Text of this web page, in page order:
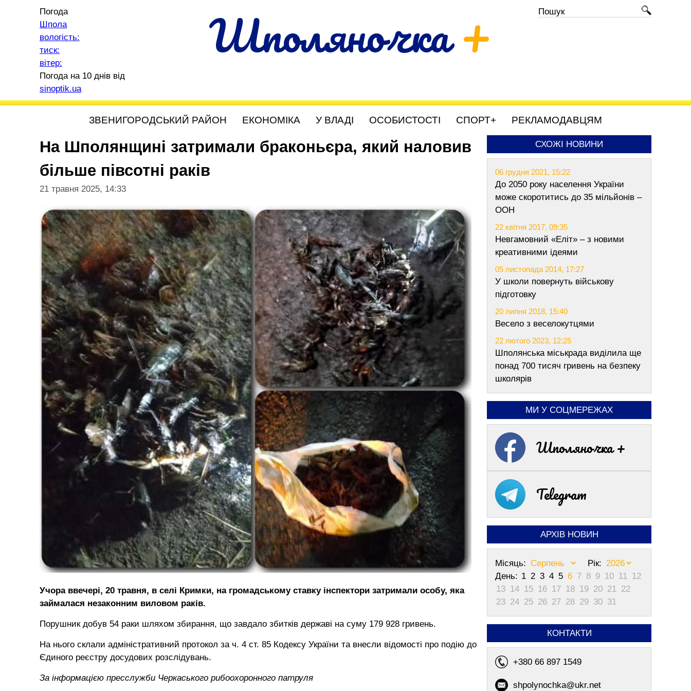
Шполяночка+
Погода
Шпола
вологість:
тиск:
вітер:
Погода на 10 днів від
sinoptik.ua
ЗВЕНИГОРОДСЬКИЙ РАЙОН ЕКОНОМІКА У ВЛАДІ ОСОБИСТОСТІ СПОРТ+ РЕКЛАМОДАВЦЯМ
На Шполянщині затримали браконьєра, який наловив
більше півсотні раків
21 травня 2025, 14:33
Учора ввечері, 20 травня, в селі Кримки, на громадському ставку інспектори затримали особу, яка
займалася незаконним виловом раків.
Порушник добув 54 раки шляхом збирання, що завдало збитків державі на суму 179 928 гривень.
На нього склали адміністративний протокол за ч. 4 ст. 85 Кодексу України та внесли відомості про подію до
Єдиного реєстру досудових розслідувань.
За інформацією пресслужби Черкаського рибоохоронного патруля
СХОЖІ НОВИНИ
06 грудня 2021, 15:22
До 2050 року населення України
може скоротитись до 35 мільйонів –
ООН
22 квітня 2017, 09:35
Невгамовний «Еліт» – з новими
креативними ідеями
05 листопада 2014, 17:27
У школи повернуть військову
підготовку
20 липня 2018, 15:40
Весело з веселокутцями
22 лютого 2023, 12:25
Шполянська міськрада виділила ще
понад 700 тисяч гривень на безпеку
школярів
МИ У СОЦМЕРЕЖАХ
Шполяночка +
Telegram
АРХІВ НОВИН
Місяць:
Рік:
День: 1 2 3 4 5 6 7 8 9 10 11 12
13 14 15 16 17 18 19 20 21 22
23 24 25 26 27 28 29 30 31
КОНТАКТИ
+380 66 897 1549
shpolynochka@ukr.net